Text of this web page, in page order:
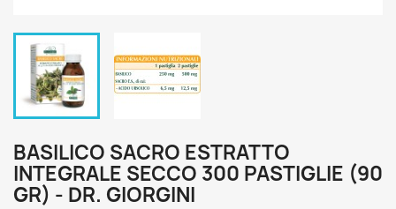
BASILICO SACRO ESTRATTO
INTEGRALE SECCO 300 PASTIGLIE (90
GR) - DR. GIORGINI